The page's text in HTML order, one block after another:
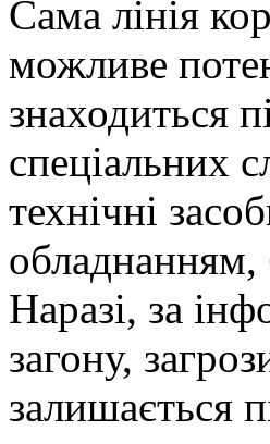
Сама лінія
можливе
знаходиться
спеціальних
технічні
обладнанням,
Наразі, за
загону,
залишається